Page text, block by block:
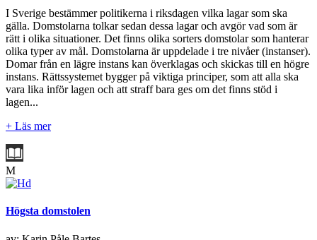
I Sverige bestämmer politikerna i riksdagen vilka lagar som ska
gälla. Domstolarna tolkar sedan dessa lagar och avgör vad som är
rätt i olika situationer. Det finns olika sorters domstolar som hanterar
olika typer av mål. Domstolarna är uppdelade i tre nivåer (instanser).
Domar från en lägre instans kan överklagas och skickas till en högre
instans. Rättssystemet bygger på viktiga principer, som att alla ska
vara lika inför lagen och att straff bara ges om det finns stöd i
lagen...
+ Läs mer
M
Högsta domstolen